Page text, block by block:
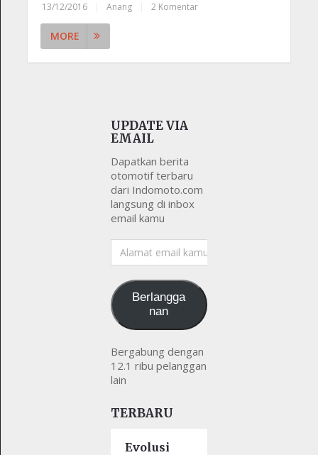
13/12/2016 Anang 2 Komentar
MORE
UPDATE VIA
EMAIL
Dapatkan berita
otomotif terbaru
dari Indomoto.com
langsung di inbox
email kamu
Alamat
email
Berlangga
nan
Bergabung dengan
12.1 ribu pelanggan
lain
TERBARU
Evolusi